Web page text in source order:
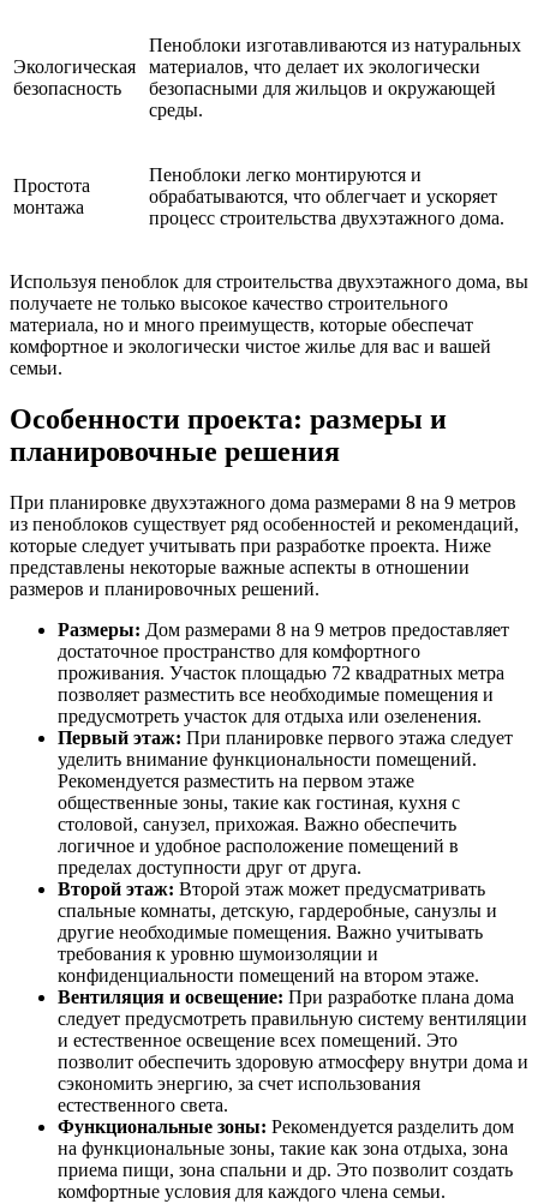
Экологическая
безопасность
Пеноблоки изготавливаются из натуральных
материалов, что делает их экологически
безопасными для жильцов и окружающей
среды.
Простота
монтажа
Пеноблоки легко монтируются и
обрабатываются, что облегчает и ускоряет
процесс строительства двухэтажного дома.
Используя пеноблок для строительства двухэтажного дома, вы
получаете не только высокое качество строительного
материала, но и много преимуществ, которые обеспечат
комфортное и экологически чистое жилье для вас и вашей
семьи.
Особенности проекта: размеры и
планировочные решения
При планировке двухэтажного дома размерами 8 на 9 метров
из пеноблоков существует ряд особенностей и рекомендаций,
которые следует учитывать при разработке проекта. Ниже
представлены некоторые важные аспекты в отношении
размеров и планировочных решений.
Размеры: Дом размерами 8 на 9 метров предоставляет
достаточное пространство для комфортного
проживания. Участок площадью 72 квадратных метра
позволяет разместить все необходимые помещения и
предусмотреть участок для отдыха или озеленения.
Первый этаж: При планировке первого этажа следует
уделить внимание функциональности помещений.
Рекомендуется разместить на первом этаже
общественные зоны, такие как гостиная, кухня с
столовой, санузел, прихожая. Важно обеспечить
логичное и удобное расположение помещений в
пределах доступности друг от друга.
Второй этаж: Второй этаж может предусматривать
спальные комнаты, детскую, гардеробные, санузлы и
другие необходимые помещения. Важно учитывать
требования к уровню шумоизоляции и
конфиденциальности помещений на втором этаже.
Вентиляция и освещение: При разработке плана дома
следует предусмотреть правильную систему вентиляции
и естественное освещение всех помещений. Это
позволит обеспечить здоровую атмосферу внутри дома и
сэкономить энергию, за счет использования
естественного света.
Функциональные зоны: Рекомендуется разделить дом
на функциональные зоны, такие как зона отдыха, зона
приема пищи, зона спальни и др. Это позволит создать
комфортные условия для каждого члена семьи.